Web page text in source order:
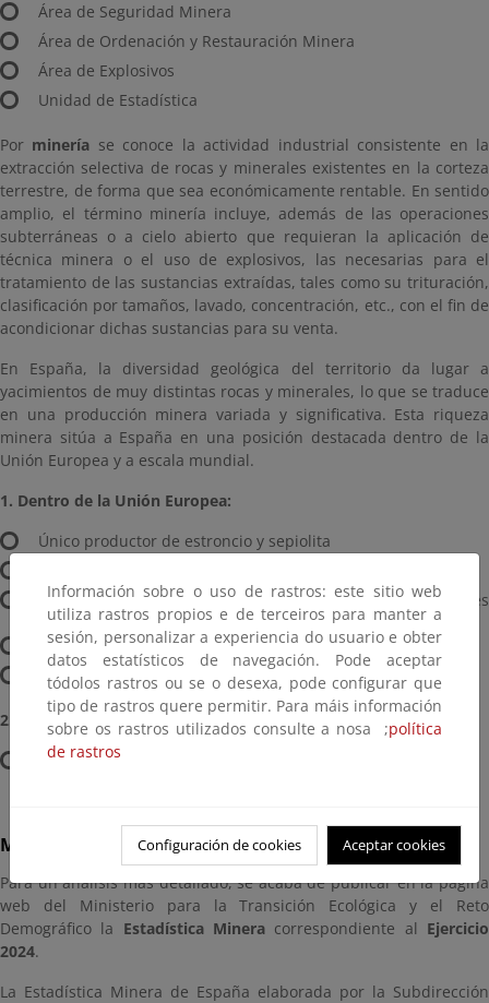
Área de Seguridad Minera
Área de Ordenación y Restauración Minera
Área de Explosivos
Unidad de Estadística
Por minería se conoce la actividad industrial consistente en la
extracción selectiva de rocas y minerales existentes en la corteza
terrestre, de forma que sea económicamente rentable. En sentido
amplio, el término minería incluye, además de las operaciones
subterráneas o a cielo abierto que requieran la aplicación de
técnica minera o el uso de explosivos, las necesarias para el
tratamiento de las sustancias extraídas, tales como su trituración,
clasificación por tamaños, lavado, concentración, etc., con el fin de
acondicionar dichas sustancias para su venta.
En España, la diversidad geológica del territorio da lugar a
yacimientos de muy distintas rocas y minerales, lo que se traduce
en una producción minera variada y significativa. Esta riqueza
minera sitúa a España en una posición destacada dentro de la
Unión Europea y a escala mundial.
1. Dentro de la Unión Europea:
Único productor de estroncio y sepiolita
Segundo productor de mineral de cobre, magnesita, sales
potásicas y mármol
Tercer productor de wolframio
Cuarto productor de granito
2. A nivel mundial
Primer productor mundial de pizarra de techar
Minería en España
Para un análisis más detallado, se acaba de publicar en la página
web del Ministerio para la Transición Ecológica y el Reto
Demográfico la Estadística Minera correspondiente al Ejercicio
2024.
La Estadística Minera de España elaborada por la Subdirección
Información sobre o uso de rastros: este sitio web
utiliza rastros propios e de terceiros para manter a
sesión, personalizar a experiencia do usuario e obter
datos estatísticos de navegación. Pode aceptar
tódolos rastros ou se o desexa, pode configurar que
tipo de rastros quere permitir. Para máis información
sobre os rastros utilizados consulte a nosa ;política
de rastros
Configuración de cookies Aceptar cookies